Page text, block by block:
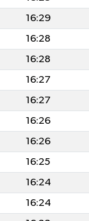
16:29
16:28
16:28
16:27
16:27
16:26
16:26
16:25
16:24
16:24